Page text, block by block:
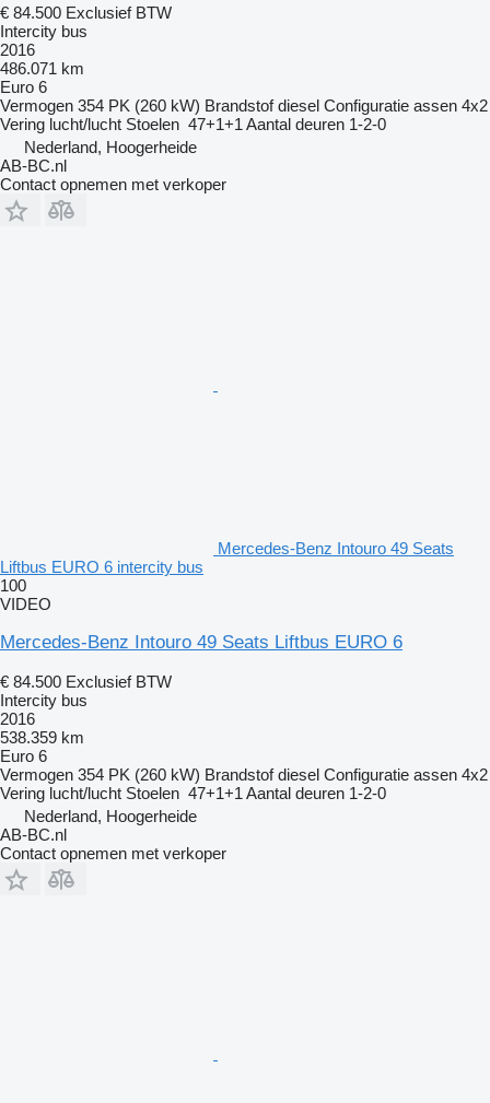
€ 84.500 Exclusief BTW
Intercity bus
2016
486.071 km
Euro 6
Vermogen 354 PK (260 kW) Brandstof diesel Configuratie assen 4x2
Vering lucht/lucht Stoelen 47+1+1 Aantal deuren 1-2-0
Nederland, Hoogerheide
AB-BC.nl
Contact opnemen met verkoper
Mercedes-Benz Intouro 49 Seats
Liftbus EURO 6 intercity bus
100
VIDEO
Mercedes-Benz Intouro 49 Seats Liftbus EURO 6
€ 84.500 Exclusief BTW
Intercity bus
2016
538.359 km
Euro 6
Vermogen 354 PK (260 kW) Brandstof diesel Configuratie assen 4x2
Vering lucht/lucht Stoelen 47+1+1 Aantal deuren 1-2-0
Nederland, Hoogerheide
AB-BC.nl
Contact opnemen met verkoper